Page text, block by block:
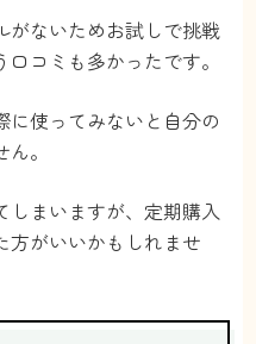
した
さん
たとかなかったので
匿名さん
がないためお試しで挑戦
コミも多かったです。
に使ってみないと自分の
。
しまいますが、定期購入
方がいいかもしれませ